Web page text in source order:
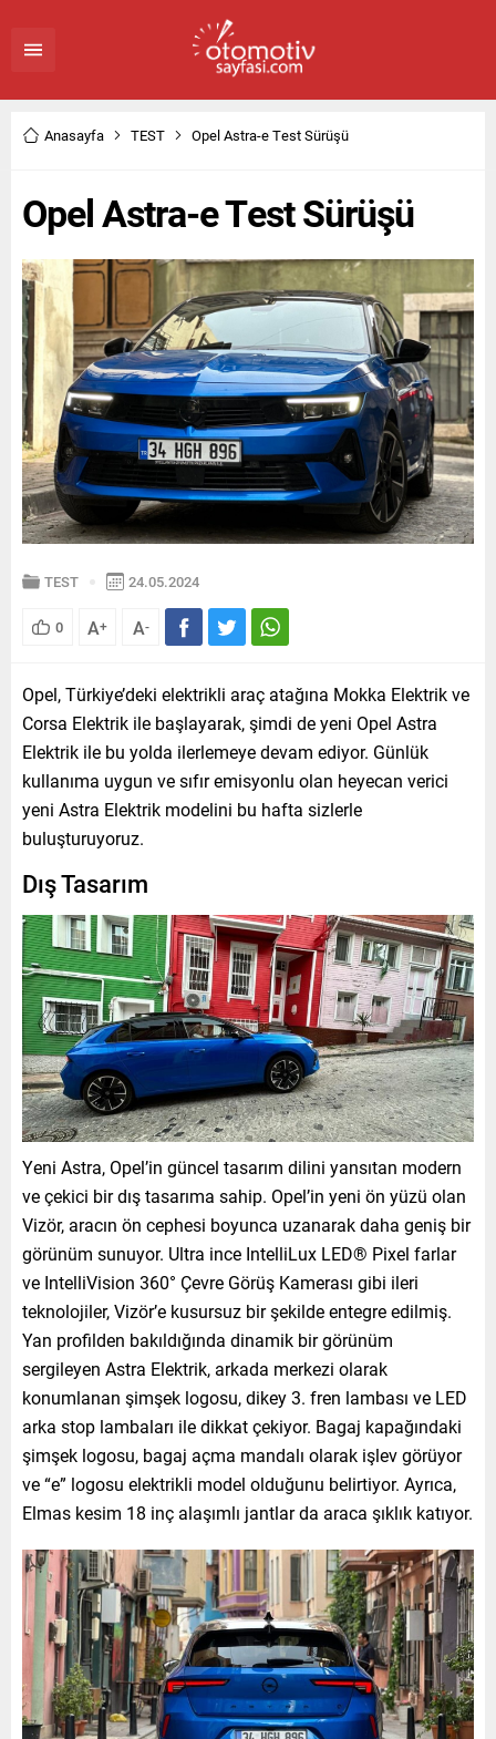
Anasayfa TEST Opel Astra-e Test Sürüşü
Opel Astra-e Test Sürüşü
TEST 24.05.2024
0 A+ A-
Opel, Türkiye’deki elektrikli araç atağına Mokka Elektrik ve
Corsa Elektrik ile başlayarak, şimdi de yeni Opel Astra
Elektrik ile bu yolda ilerlemeye devam ediyor. Günlük
kullanıma uygun ve sıfır emisyonlu olan heyecan verici
yeni Astra Elektrik modelini bu hafta sizlerle
buluşturuyoruz.
Dış Tasarım
Yeni Astra, Opel’in güncel tasarım dilini yansıtan modern
ve çekici bir dış tasarıma sahip. Opel’in yeni ön yüzü olan
Vizör, aracın ön cephesi boyunca uzanarak daha geniş bir
görünüm sunuyor. Ultra ince IntelliLux LED® Pixel farlar
ve IntelliVision 360° Çevre Görüş Kamerası gibi ileri
teknolojiler, Vizör’e kusursuz bir şekilde entegre edilmiş.
Yan profilden bakıldığında dinamik bir görünüm
sergileyen Astra Elektrik, arkada merkezi olarak
konumlanan şimşek logosu, dikey 3. fren lambası ve LED
arka stop lambaları ile dikkat çekiyor. Bagaj kapağındaki
şimşek logosu, bagaj açma mandalı olarak işlev görüyor
ve “e” logosu elektrikli model olduğunu belirtiyor. Ayrıca,
Elmas kesim 18 inç alaşımlı jantlar da araca şıklık katıyor.